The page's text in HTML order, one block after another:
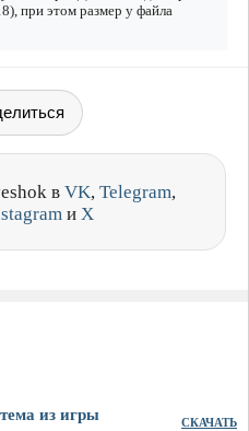
при этом размер у файла
в VK, Telegram,
и X
из игры СКАЧАТЬ